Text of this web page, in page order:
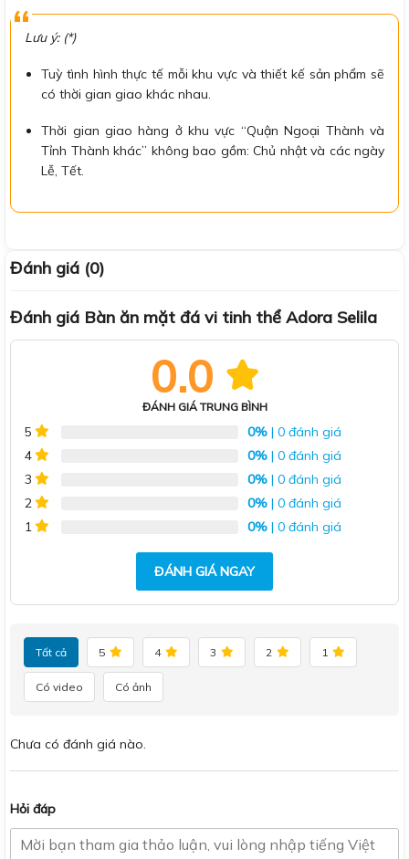
Lưu ý: (*)
Tuỳ tình hình thực tế mỗi khu vực và thiết kế sản phẩm sẽ
có thời gian giao khác nhau.
Thời gian giao hàng ở khu vực “Quận Ngoại Thành và
Tỉnh Thành khác” không bao gồm: Chủ nhật và các ngày
Lễ, Tết.
Đánh giá (0)
Đánh giá Bàn ăn mặt đá vi tinh thể Adora Selila
0.0
ĐÁNH GIÁ TRUNG BÌNH
5 0% | 0 đánh giá
4
0% | 0 đánh giá
3
0% | 0 đánh giá
2
0% | 0 đánh giá
1
0% | 0 đánh giá
ĐÁNH GIÁ NGAY
Tất cả 5 4 3 2 1
Có video Có ảnh
Chưa có đánh giá nào.
Hỏi đáp